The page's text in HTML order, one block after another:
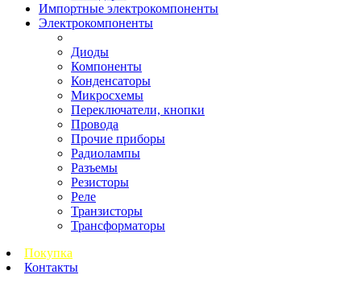
Импортные электрокомпоненты
Электрокомпоненты
Диоды
Компоненты
Конденсаторы
Микросхемы
Переключатели, кнопки
Провода
Прочие приборы
Радиолампы
Разъемы
Резисторы
Реле
Транзисторы
Трансформаторы
Покупка
Контакты